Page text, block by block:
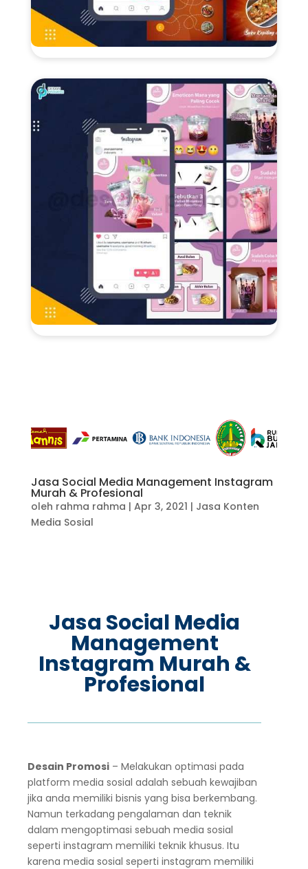
Jasa Social Media Management Instagram
Murah & Profesional
oleh rahma rahma | Apr 3, 2021 | Jasa Konten
Media Sosial
Jasa Social Media
Management
Instagram Murah &
Profesional
Desain Promosi– Melakukan optimasi pada
platform media sosial adalah sebuah kewajiban
jika anda memiliki bisnis yang bisa berkembang.
Namun terkadang pengalaman dan teknik
dalam mengoptimasi sebuah media sosial
seperti instagram memiliki teknik khusus. Itu
karena media sosial seperti instagram memiliki